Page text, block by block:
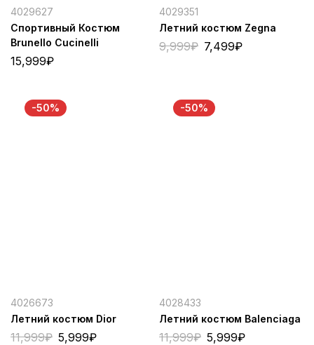
4029627
Спортивный Костюм
Brunello Cucinelli
15,999₽
4029351
Летний костюм Zegna
9,999₽ 7,499₽
-50%
4026673
Летний костюм Dior
11,999₽ 5,999₽
-50%
4028433
Летний костюм Balenciaga
11,999₽ 5,999₽